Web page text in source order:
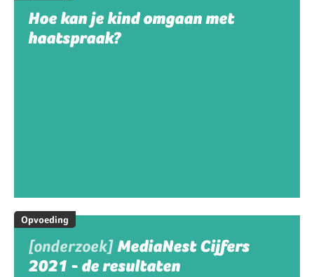
Hoe kan je kind omgaan met
haatspraak?
Opvoeding
[onderzoek]MediaNest Cijfers
2021 - de resultaten